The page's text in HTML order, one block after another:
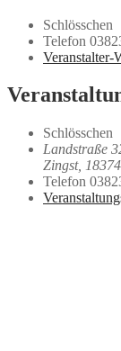
Schlösschen
Telefon
Veranstalter-
Schlösschen
Landstraße
Zingst, 18374
Telefon